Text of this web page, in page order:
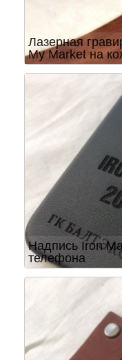
Лазерная
My Market на
Надпись Iron
телефона